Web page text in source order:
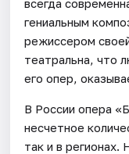
всегда
гениальным
режиссером
театральна, что
его опер,
В России опера
несчетное
так и в